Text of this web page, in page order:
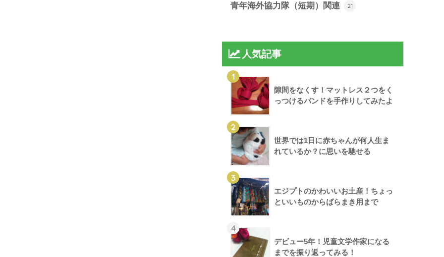
青年海外協力隊（短期）関連 21
人気記事
1
隙間をなくす！マットレス２つをく
っつけるバンドを手作りしてみたよ
2
世界では1日に赤ちゃんが何人生ま
れているか？に思いを馳せる
3
エジプトのかわいいお土産！ちょっ
といいものからばらまき用まで
4
デビュー5年！児童文学作家になる
までを振り返ってみる！